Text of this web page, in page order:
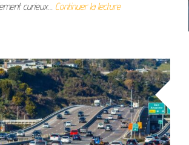
curieux… Continuer la lecture